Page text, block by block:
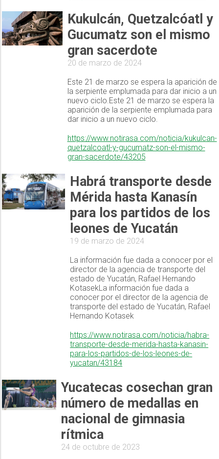
Kukulcán, Quetzalcóatl y
Gucumatz son el mismo
gran sacerdote
20 de marzo de 2024
Este 21 de marzo se espera la aparición de
la serpiente emplumada para dar inicio a un
nuevo ciclo.Este 21 de marzo se espera la
aparición de la serpiente emplumada para
dar inicio a un nuevo ciclo.
https://www.notirasa.com/noticia/kukulcan-
quetzalcoatl-y-gucumatz-son-el-mismo-
gran-sacerdote/43205
Habrá transporte desde
Mérida hasta Kanasín
para los partidos de los
leones de Yucatán
19 de marzo de 2024
La información fue dada a conocer por el
director de la agencia de transporte del
estado de Yucatán, Rafael Hernando
KotasekLa información fue dada a
conocer por el director de la agencia de
transporte del estado de Yucatán, Rafael
Hernando Kotasek
https://www.notirasa.com/noticia/habra-
transporte-desde-merida-hasta-kanasin-
para-los-partidos-de-los-leones-de-
yucatan/43184
Yucatecas cosechan gran
número de medallas en
nacional de gimnasia
rítmica
24 de octubre de 2023